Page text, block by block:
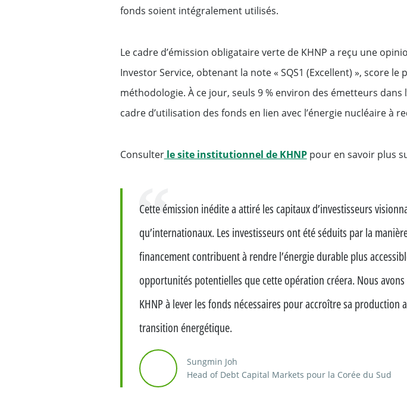
fonds soient intégralement utilisés.
Le cadre d’émission obligataire verte de KHNP a reçu une
Investor Service, obtenant la note « SQS1 (Excellent) », score
méthodologie. À ce jour, seuls 9 % environ des émetteurs
cadre d’utilisation des fonds en lien avec l’énergie nucléaire à
Consulterle site institutionnel de KHNPWill open in a new tab
pour en savoir plus
Cette émission inédite a attiré les capitaux d’investisseurs
qu’internationaux. Les investisseurs ont été séduits par la
financement contribuent à rendre l’énergie durable plus
opportunités potentielles que cette opération créera. Nous
KHNP à lever les fonds nécessaires pour accroître sa production
transition énergétique.
Sungmin Joh
Head of Debt Capital Markets pour la Corée du Sud